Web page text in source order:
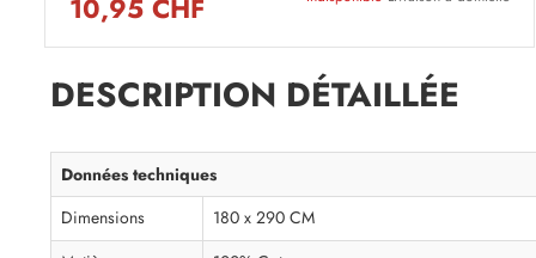
10,95 CHF
DESCRIPTION DÉTAILLÉE
Données techniques
Dimensions
180 x 290 CM